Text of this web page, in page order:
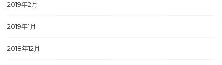
2019年2月
2019年1月
2018年12月